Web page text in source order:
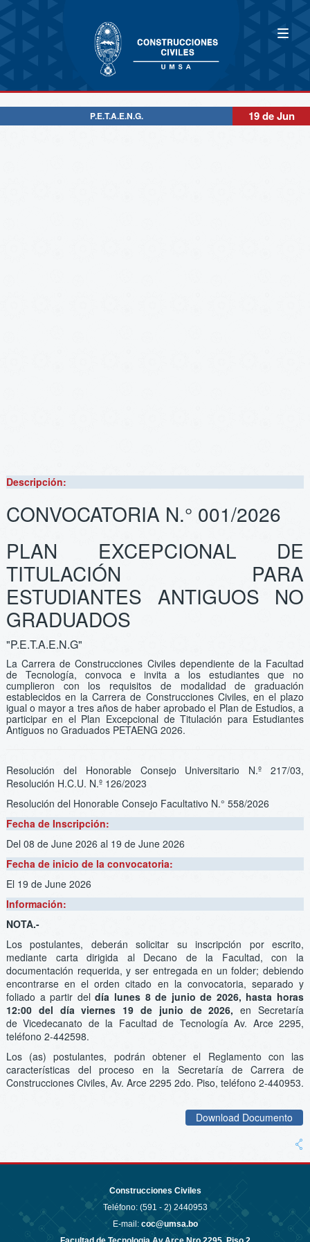
P.E.T.A.E.N.G. 19 de Jun
Descripción:
CONVOCATORIA N.° 001/2026
PLAN EXCEPCIONAL DE
TITULACIÓN PARA
ESTUDIANTES ANTIGUOS NO
GRADUADOS
"P.E.T.A.E.N.G"
La Carrera de Construcciones Civiles dependiente de la Facultad
de Tecnología, convoca e invita a los estudiantes que no
cumplieron con los requisitos de modalidad de graduación
establecidos en la Carrera de Construcciones Civiles, en el plazo
igual o mayor a tres años de haber aprobado el Plan de Estudios, a
participar en el Plan Excepcional de Titulación para Estudiantes
Antiguos no Graduados PETAENG 2026.
Resolución del Honorable Consejo Universitario N.º 217/03,
Resolución H.C.U. N.º 126/2023
Resolución del Honorable Consejo Facultativo N.° 558/2026
Fecha de Inscripción:
Del 08 de June 2026 al 19 de June 2026
Fecha de inicio de la convocatoria:
El 19 de June 2026
Información:
NOTA.-
Los postulantes, deberán solicitar su inscripción por escrito,
mediante carta dirigida al Decano de la Facultad, con la
documentación requerida, y ser entregada en un folder; debiendo
encontrarse en el orden citado en la convocatoria, separado y
foliado a partir deldía lunes 8 de junio de 2026, hasta horas
12:00 del día viernes 19 de junio de 2026,en Secretaría
de Vicedecanato de la Facultad de Tecnología Av. Arce 2295,
teléfono 2-442598.
Los (as) postulantes, podrán obtener el Reglamento con las
características del proceso en la Secretaría de Carrera de
Construcciones Civiles, Av. Arce 2295 2do. Piso, teléfono 2-440953.
Download Documento
Construcciones Civiles
Teléfono: (591 - 2) 2440953
E-mail: coc@umsa.bo